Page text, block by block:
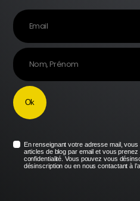
En renseignant votre adresse mail,
articles de blog par email et vous
confidentialité. Vous pouvez vous
désinscription ou en nous contactant à